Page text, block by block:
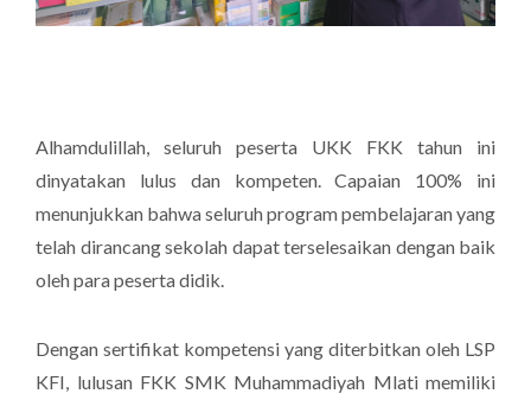
Alhamdulillah, seluruh peserta UKK FKK tahun ini
dinyatakan lulus dan kompeten. Capaian 100% ini
menunjukkan bahwa seluruh program pembelajaran yang
telah dirancang sekolah dapat terselesaikan dengan baik
oleh para peserta didik.
Dengan sertifikat kompetensi yang diterbitkan oleh LSP
KFI, lulusan FKK SMK Muhammadiyah Mlati memiliki